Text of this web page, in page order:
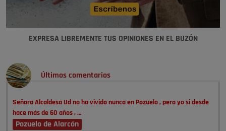
EXPRESA LIBREMENTE TUS OPINIONES EN EL BUZÓN
Últimos comentarios
Señora Alcaldesa Ud no ha vivido nunca en Pozuelo , pero yo si desde
hace más de 60 años , …
Pozuelo de Alarcón